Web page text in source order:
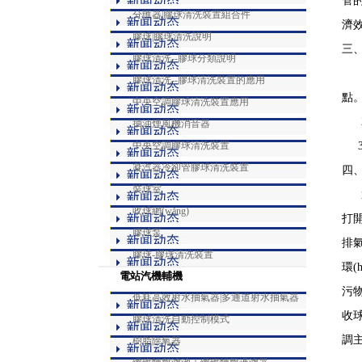
分匯器|膠球清洗裝置組合件
膠球|膠球清洗說明
膠球清洗--膠球分類說明
膠球清洗--膠球清洗裝置的應用
中央空調膠球清洗裝置應用
抽油煙風機消音器
中央空調膠球清洗裝置
凝汽器冷卻管膠球清洗裝置
裝球室
收球網(wǎng)
膠球泵
膠球-膠球清洗裝置
電站汽機輔機
低耗高效射水抽氣器|多通道射水抽氣器
膠球清洗自動控制模式
樹脂除氧器
濟
三
點
2
3
四
選
打
排
環
污
收
調